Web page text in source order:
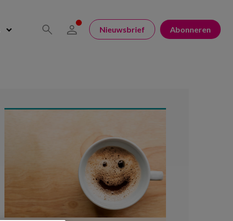
Nieuwsbrief Abonneren